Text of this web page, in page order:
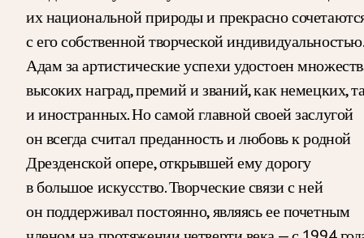
их национальной природы и прекрасно
с его собственной творческой
Адам за артистические успехи удостоен
высоких наград, премий и званий, как немецких,
и иностранных. Но самой главной своей заслугой
он всегда считал преданность и любовь к родной
Дрезденской опере, открывшей ему дорогу
в большое искусство. Творческие связи с ней
он поддерживал постоянно, являясь ее почетным